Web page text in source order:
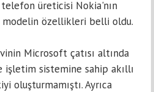
üreticisi Nokia'nın
modelin özellikleri belli oldu.
Microsoft çatısı altında
sistemine sahip akıllı
oluşturmamıştı. Ayrıca